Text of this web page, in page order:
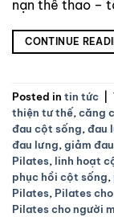
nạn thể thao –
CONTINUE
Posted in tin tức
thiện tư thế,căng
đau cột sống,đau
đau lưng,giảm
Pilates, linh hoạt
phục hồi cột sống,
Pilates, Pilates
Pilates cho người